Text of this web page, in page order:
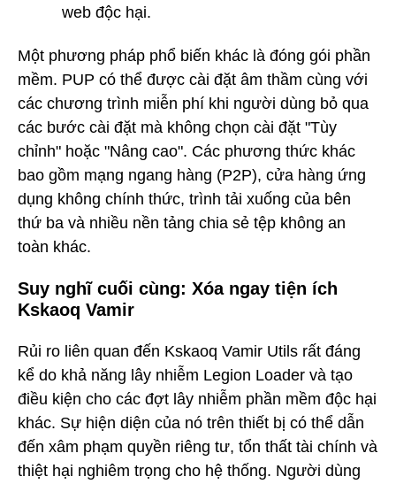
web độc hại.
Một phương pháp phổ biến khác là đóng gói phần
mềm. PUP có thể được cài đặt âm thầm cùng với
các chương trình miễn phí khi người dùng bỏ qua
các bước cài đặt mà không chọn cài đặt "Tùy
chỉnh" hoặc "Nâng cao". Các phương thức khác
bao gồm mạng ngang hàng (P2P), cửa hàng ứng
dụng không chính thức, trình tải xuống của bên
thứ ba và nhiều nền tảng chia sẻ tệp không an
toàn khác.
Suy nghĩ cuối cùng: Xóa ngay tiện ích
Kskaoq Vamir
Rủi ro liên quan đến Kskaoq Vamir Utils rất đáng
kể do khả năng lây nhiễm Legion Loader và tạo
điều kiện cho các đợt lây nhiễm phần mềm độc hại
khác. Sự hiện diện của nó trên thiết bị có thể dẫn
đến xâm phạm quyền riêng tư, tổn thất tài chính và
thiệt hại nghiêm trọng cho hệ thống. Người dùng